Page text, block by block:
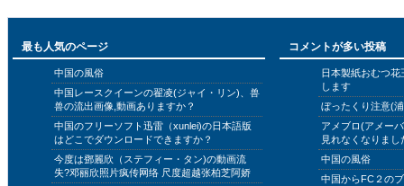
最も人気のページ
中国の風俗
中国レースクイーンの翟凌(ジャイ・リン)、兽
兽の流出画像,動画ありますか？
中国のフリーソフト迅雷（xunlei)の日本語版
はどこでダウンロードできますか？
今度は鄧麗欣（ステフィー・タン)の動画流
失?邓丽欣照片疯传网络 尺度超越张柏芝阿娇
コメントが多い投稿
日本製紙おむつ
します
ぼったくり注意(
アメブロ(アメー
見れなくなりまし
中国の風俗
中国からFC２の